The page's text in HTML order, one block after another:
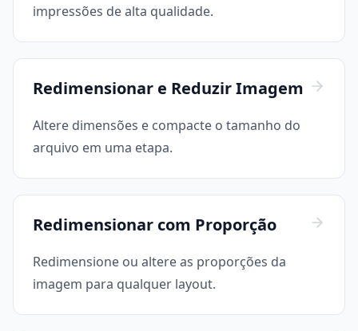
impressões de alta qualidade.
Redimensionar e Reduzir Imagem
Altere dimensões e compacte o tamanho do
arquivo em uma etapa.
Redimensionar com Proporção
Redimensione ou altere as proporções da
imagem para qualquer layout.